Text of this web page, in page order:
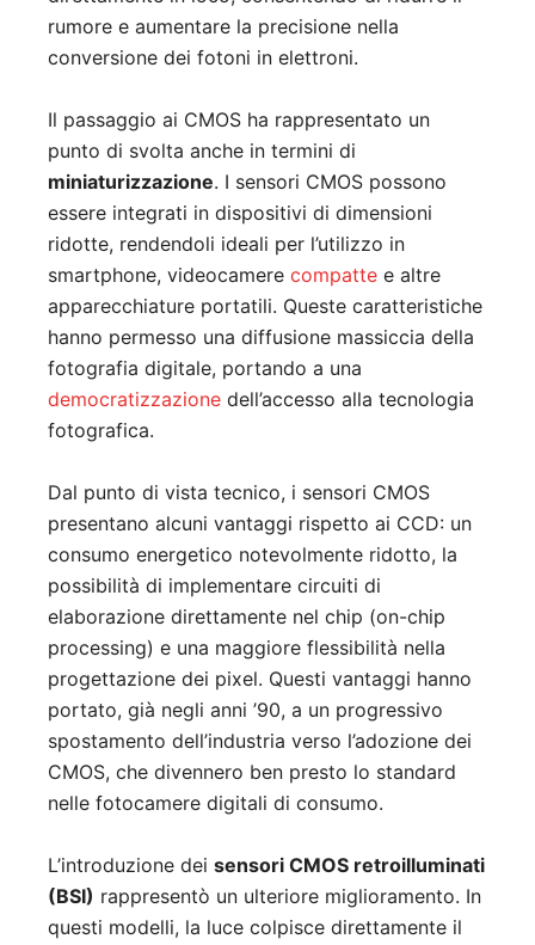
rumore e aumentare la precisione nella
conversione dei fotoni in elettroni.
Il passaggio ai CMOS ha rappresentato un
punto di svolta anche in termini di
miniaturizzazione. I sensori CMOS possono
essere integrati in dispositivi di dimensioni
ridotte, rendendoli ideali per l’utilizzo in
smartphone, videocamere compatte e altre
apparecchiature portatili. Queste caratteristiche
hanno permesso una diffusione massiccia della
fotografia digitale, portando a una
democratizzazione dell’accesso alla tecnologia
fotografica.
Dal punto di vista tecnico, i sensori CMOS
presentano alcuni vantaggi rispetto ai CCD: un
consumo energetico notevolmente ridotto, la
possibilità di implementare circuiti di
elaborazione direttamente nel chip (on-chip
processing) e una maggiore flessibilità nella
progettazione dei pixel. Questi vantaggi hanno
portato, già negli anni ’90, a un progressivo
spostamento dell’industria verso l’adozione dei
CMOS, che divennero ben presto lo standard
nelle fotocamere digitali di consumo.
L’introduzione dei sensori CMOS retroilluminati
(BSI) rappresentò un ulteriore miglioramento. In
questi modelli, la luce colpisce direttamente il